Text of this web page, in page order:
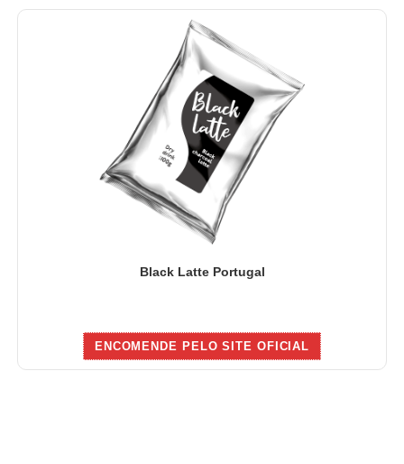
Black Latte Portugal
ENCOMENDE PELO SITE OFICIAL